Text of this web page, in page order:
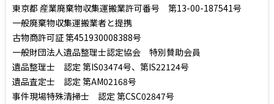
東京都 産業廃棄物収集運搬業許可番号 第13-00-187541号
一般廃棄物収集運搬業者と提携
古物商許可証 第451930008388号
一般財団法人遺品整理士認定協会 特別賛助会員
遺品整理士 認定 第IS03474号、第IS22124号
遺品査定士 認定 第AM02168号
事件現場特殊清掃士 認定 第CSC02847号